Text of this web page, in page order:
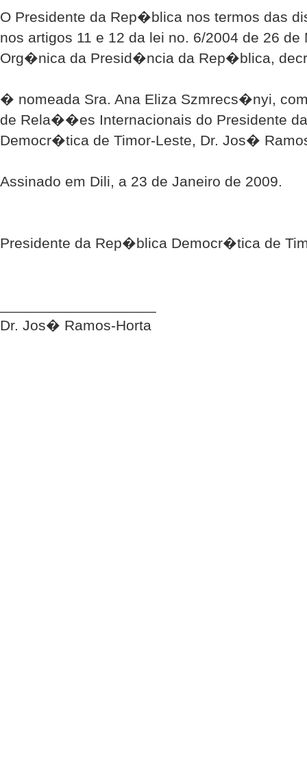
O Presidente da Rep�blica nos termos das
nos artigos 11 e 12 da lei no. 6/2004 de 26
Org�nica da Presid�ncia da Rep�blica,
� nomeada Sra. Ana Eliza Szmrecs�nyi,
de Rela��es Internacionais do Presidente
Democr�tica de Timor-Leste, Dr. Jos�
Assinado em Dili, a 23 de Janeiro de 2009.
Presidente da Rep�blica Democr�tica de
Dr. Jos� Ramos-Horta